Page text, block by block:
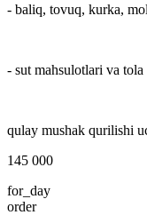
- baliq, tovuq, kurka,
- sut mahsulotlari va tola
qulay mushak qurilishi
145 000
for_day
order